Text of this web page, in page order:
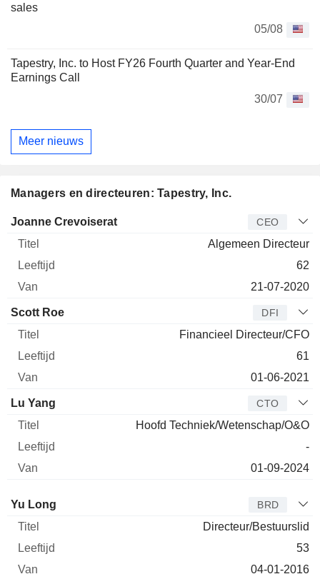
sales
05/08
Tapestry, Inc. to Host FY26 Fourth Quarter and Year-End
Earnings Call
30/07
Meer nieuws
Managers en directeuren: Tapestry, Inc.
Bedrijfsleider Titel Leeftijd
Joanne Crevoiserat CEO
Algemeen Directeur
62
21-07-2020
Scott Roe DFI
Financieel Directeur/CFO
61
01-06-2021
Lu Yang CTO
Hoofd Techniek/Wetenschap/O&O
-
01-09-2024
Bestuurder
Yu Long BRD
Directeur/Bestuurslid
53
04-01-2016